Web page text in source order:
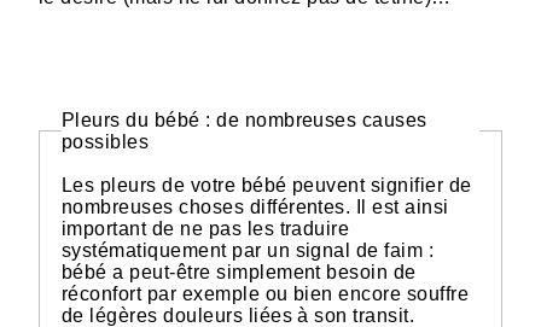
Pleurs du bébé : de nombreuses causes
possibles
Les pleurs de votre bébé peuvent signifier de
nombreuses choses différentes. Il est ainsi
important de ne pas les traduire
systématiquement par un signal de faim :
bébé a peut-être simplement besoin de
réconfort par exemple ou bien encore souffre
de légères douleurs liées à son transit.